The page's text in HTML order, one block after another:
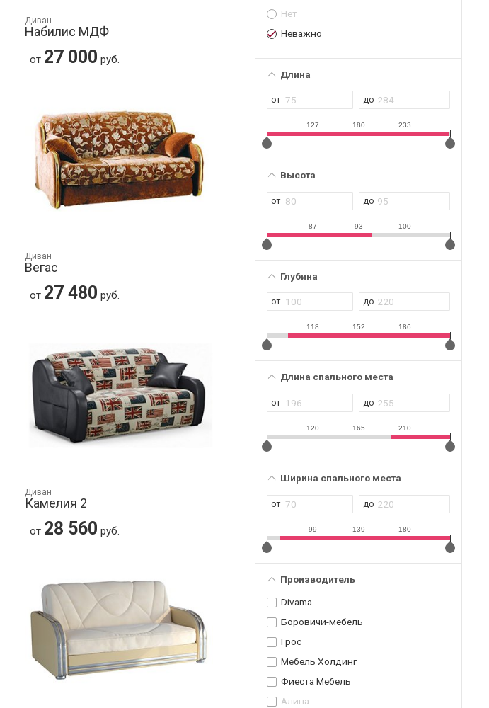
Нет
Неважно
Длина
127 180 233
Высота
87 93 100
Глубина
118 152 186
Длина спального места
120 165 210
Ширина спального места
99 139 180
Производитель
Divama
Боровичи-мебель
Грос
Мебель Холдинг
Фиеста Мебель
Алина
Диван
Набилис МДФ
от 27 000 руб.
Диван
Вегас
от 27 480 руб.
Диван
Камелия 2
от 28 560 руб.